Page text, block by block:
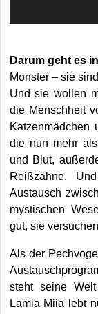
Darum geht es
Monster ‒ sie
Und sie wollen
die Menschheit
Katzenmädchen
die nun mehr
und Blut,
Reißzähne.
Austausch
mystischen
gut, sie
Als der
steht seine
Lamia Miia lebt